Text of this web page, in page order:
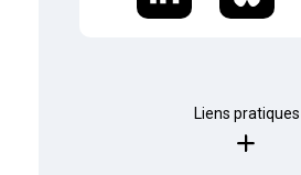
Liens pratiques